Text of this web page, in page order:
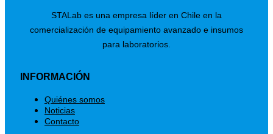
STALab es una empresa líder en Chile en la
comercialización de equipamiento avanzado e insumos
para laboratorios.
INFORMACIÓN
Menú
Quiénes somos
Noticias
Contacto